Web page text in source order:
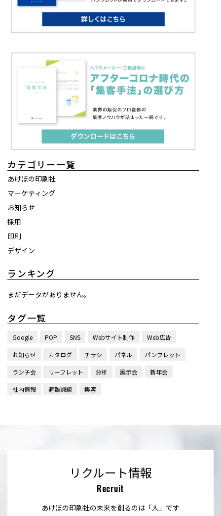
カテゴリー一覧
あけぼの印刷社
マーケティング
お知らせ
採用
印刷
デザイン
ランキング
まだデータがありません。
タグ一覧
Google POP SNS Webサイト制作 Web広告
お知らせ カタログ チラシ パネル パンフレット
ランチ会 リーフレット 分析 展示会 新年会
社内情報 避難訓練 集客
リクルート情報
Recruit
あけぼの印刷社の未来を創るのは「人」です